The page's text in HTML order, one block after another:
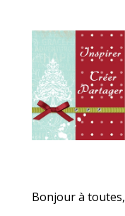
Bonjour à toutes,